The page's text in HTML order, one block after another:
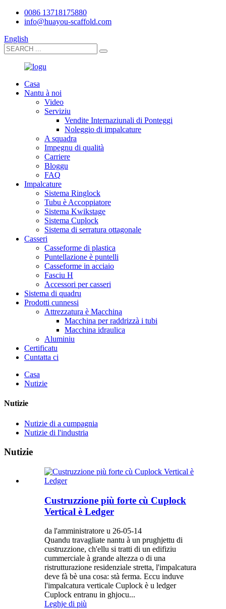
0086 13718175880
info@huayou-scaffold.com
English
Casa
Nantu à noi
Video
Serviziu
Vendite Internaziunali di Ponteggi
Noleggio di impalcature
A squadra
Impegnu di qualità
Carriere
Bloggu
FAQ
Impalcature
Sistema Ringlock
Tubu è Accoppiatore
Sistema Kwikstage
Sistema Cuplock
Sistema di serratura ottagonale
Casseri
Casseforme di plastica
Puntellazione è puntelli
Casseforme in acciaio
Fasciu H
Accessori per casseri
Sistema di quadru
Prodotti cunnessi
Attrezzatura è Macchina
Macchina per raddrizzà i tubi
Macchina idraulica
Aluminiu
Certificatu
Cuntatta ci
Casa
Nutizie
Nutizie
Nutizie di a cumpagnia
Nutizie di l'industria
Nutizie
Custruzzione più forte cù Cuplock
Vertical è Ledger
da l'amministratore u 26-05-14
Quandu travagliate nantu à un prughjettu di
custruzzione, ch'ellu si tratti di un edifiziu
cummerciale à grande altezza o di una
ristrutturazione residenziale stretta, l'impalcatura
deve fà bè una cosa: stà ferma. Eccu induve
l'impalcatura verticale Cuplock è u ledger
Cuplock entranu in ghjocu...
Leghje di più